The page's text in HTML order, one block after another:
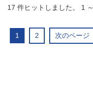
17 件ヒットしました。 1 ～
1 2 次のページ